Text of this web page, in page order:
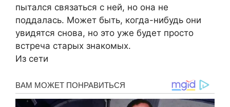
пытался связаться с ней, но она не
поддалась. Может быть, когда-нибудь они
увидятся снова, но это уже будет просто
встреча старых знакомых.
Из сети